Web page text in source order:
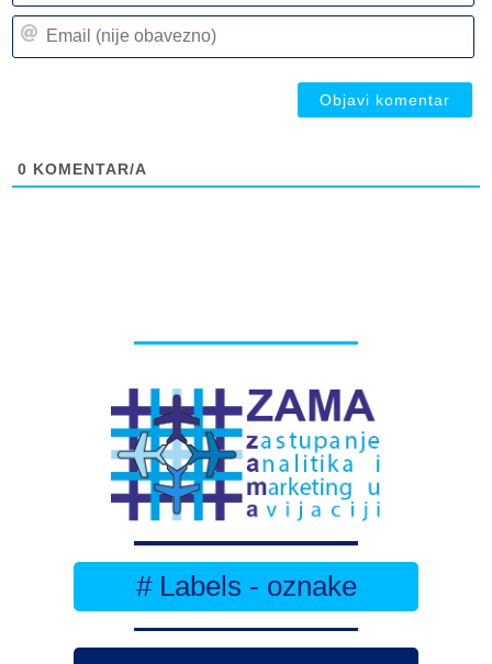
0 KOMENTAR/A
# Labels - oznake